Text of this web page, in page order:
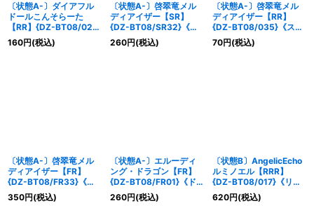
〔状態A-〕ダイアフル
ドールこんそらーた
【RR】{DZ-BT08/025}
《ダークステイツ》
160円(税込)
〔状態A-〕啓翠竜メル
ディアイザー【SR】
{DZ-BT08/SR32}《ス
トイケイア》
260円(税込)
〔状態A-〕啓翠竜メル
ディアイザー【RR】
{DZ-BT08/035}《スト
イケイア》
70円(税込)
〔状態A-〕啓翠竜メル
ディアイザー【FR】
{DZ-BT08/FR33}《ス
トイケイア》
350円(税込)
〔状態A-〕エルーディ
ング・ドラゴン【FR】
{DZ-BT08/FR01}《ド
ラゴンエンパイア》
260円(税込)
〔状態B〕AngelicEcho
ルミノエル【RRR】
{DZ-BT08/017}《リリ
カルモナステリオ》
620円(税込)